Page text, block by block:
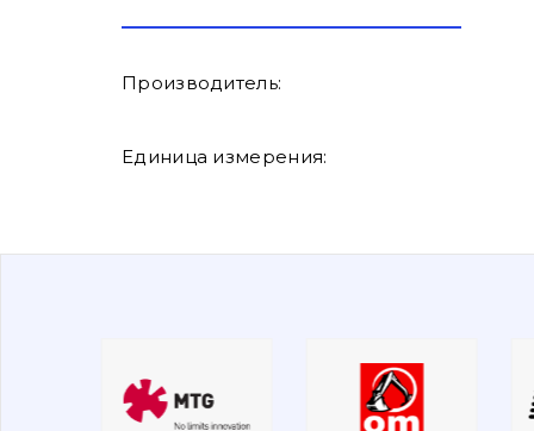
Производитель:
Единица измерения: